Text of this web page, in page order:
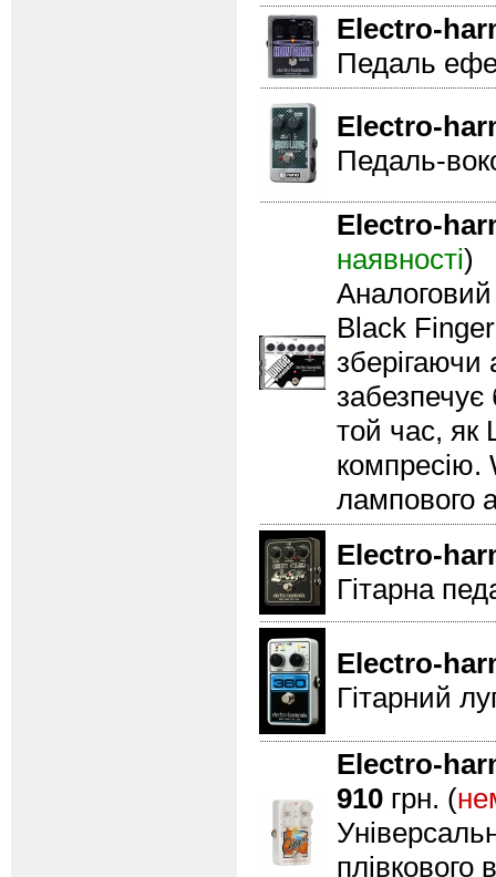
Electro-
Педаль
Electro-
Педаль-
Electro-
наявності)
Black
забезпечує
той час, як
компресію.
лампового
Electro-
Гітарна
Electro-
Гітарний
Electro-
910 грн. (